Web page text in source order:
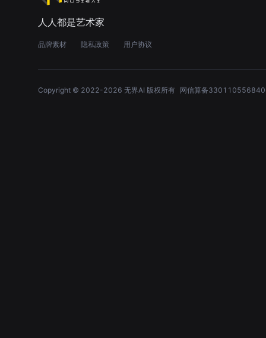
人人都是艺术家
品牌素材 隐私政策 用户协议
Copyright © 2022-2026 无界AI 版权所有 网信算备